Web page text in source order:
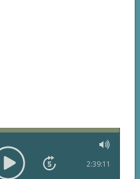
2:39:11